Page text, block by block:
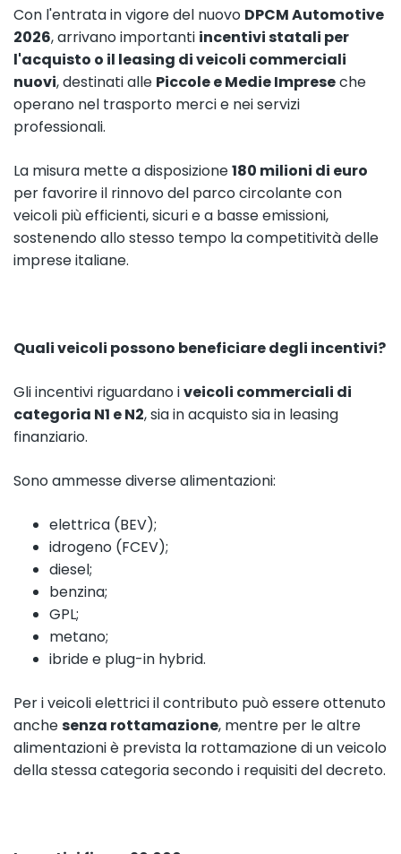
Con l'entrata in vigore del nuovo DPCM Automotive
2026, arrivano importanti incentivi statali per
l'acquisto o il leasing di veicoli commerciali
nuovi, destinati alle Piccole e Medie Impreseche
operano nel trasporto merci e nei servizi
professionali.
La misura mette a disposizione180 milioni di euro
per favorire il rinnovo del parco circolante con
veicoli più efficienti, sicuri e a basse emissioni,
sostenendo allo stesso tempo la competitività delle
imprese italiane.
Quali veicoli possono beneficiare degli incentivi?
Gli incentivi riguardano iveicoli commerciali di
categoria N1 e N2, sia in acquisto sia in leasing
finanziario.
Sono ammesse diverse alimentazioni:
elettrica (BEV);
idrogeno (FCEV);
diesel;
benzina;
GPL;
metano;
ibride e plug-in hybrid.
Per i veicoli elettrici il contributo può essere ottenuto
anchesenza rottamazione, mentre per le altre
alimentazioni è prevista la rottamazione di un veicolo
della stessa categoria secondo i requisiti del decreto.